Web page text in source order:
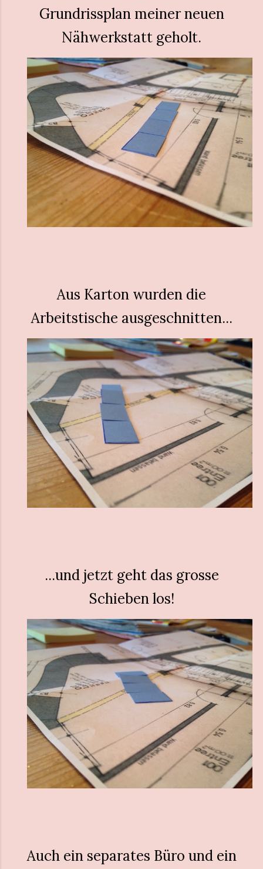
Grundrissplan meiner neuen
Nähwerkstatt geholt.
Aus Karton wurden die
Arbeitstische ausgeschnitten...
...und jetzt geht das grosse
Schieben los!
Auch ein separates Büro und ein